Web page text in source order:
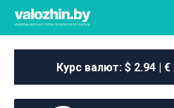
Курс валют: $ 2.94 |